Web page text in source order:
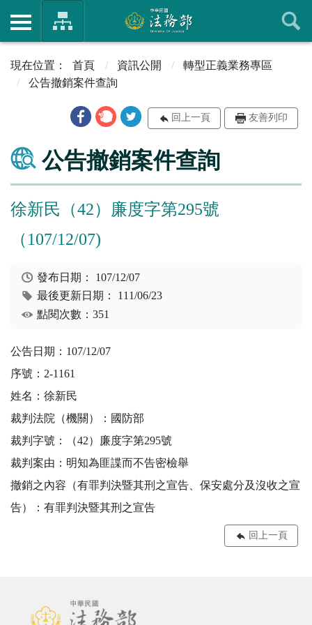
首頁 資訊公開
轉型正義業務專區
公告撤銷案件查詢
回上一頁 友善列印
公告撤銷案件查詢
徐新民（42）廉度字第295號
（107/12/07)
發布日期： 107/12/07
最後更新日期： 111/06/23
點閱次數：351
公告日期：107/12/07
序號：2-1161
姓名：徐新民
裁判法院（機關）：國防部
裁判字號：（42）廉度字第295號
裁判案由：明知為匪諜而不告密檢舉
撤銷之內容（有罪判決暨其刑之宣告、保安處分及沒收之宣
告）：有罪判決暨其刑之宣告
回上一頁